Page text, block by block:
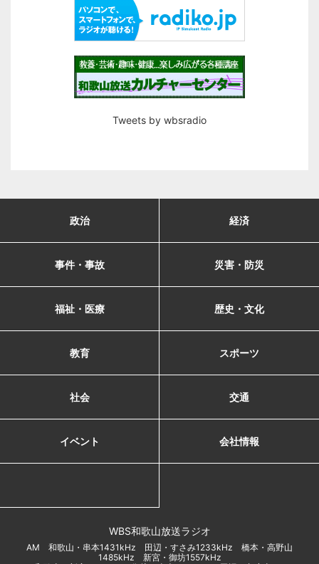
Tweets by wbsradio
政治 経済
事件・事故 災害・防災
福祉・医療 歴史・文化
教育 スポーツ
社会 交通
イベント 会社情報
WBS和歌山放送ラジオ
AM 和歌山・串本1431kHz 田辺・すさみ1233kHz 橋本・高野山
1485kHz 新宮・御坊1557kHz